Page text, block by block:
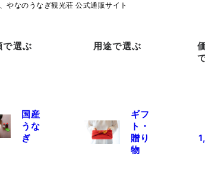
で選ぶ
国産
うな
ぎ
用途で選ぶ
ギフ
ト・
贈り
物